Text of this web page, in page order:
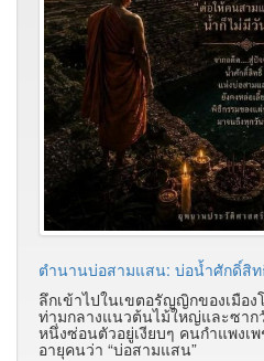
ตำนานบ่อสามแสน: บ่อน้ำศักดิ์สิท
ลึกเข้าไปในเขตอรัญญิกของเมือ
ท่ามกลางแนวต้นไม้ใหญ่และซา
หนึ่งซ่อนตัวอยู่เงียบๆ คนกำแพงเ
อายุคนว่า “บ่อสามแสน”